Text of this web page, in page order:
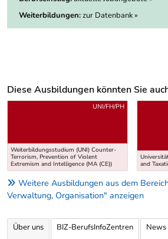
Weiterbildungen:zur Datenbank »
Diese Ausbildungen könnten Sie
Uber weitere Ausbildungsvorschläge
Weiterbildungsstudium (UNI) Counter-
Terrorism, Prevention of Violent
Extremism and Intelligence (MA (CE))
UNI/FH/PH
and
Weitere Ausbildungen aus dem
Verwaltung, Organisation" anzeigen
Über uns BIZ-BerufsInfoZentren News